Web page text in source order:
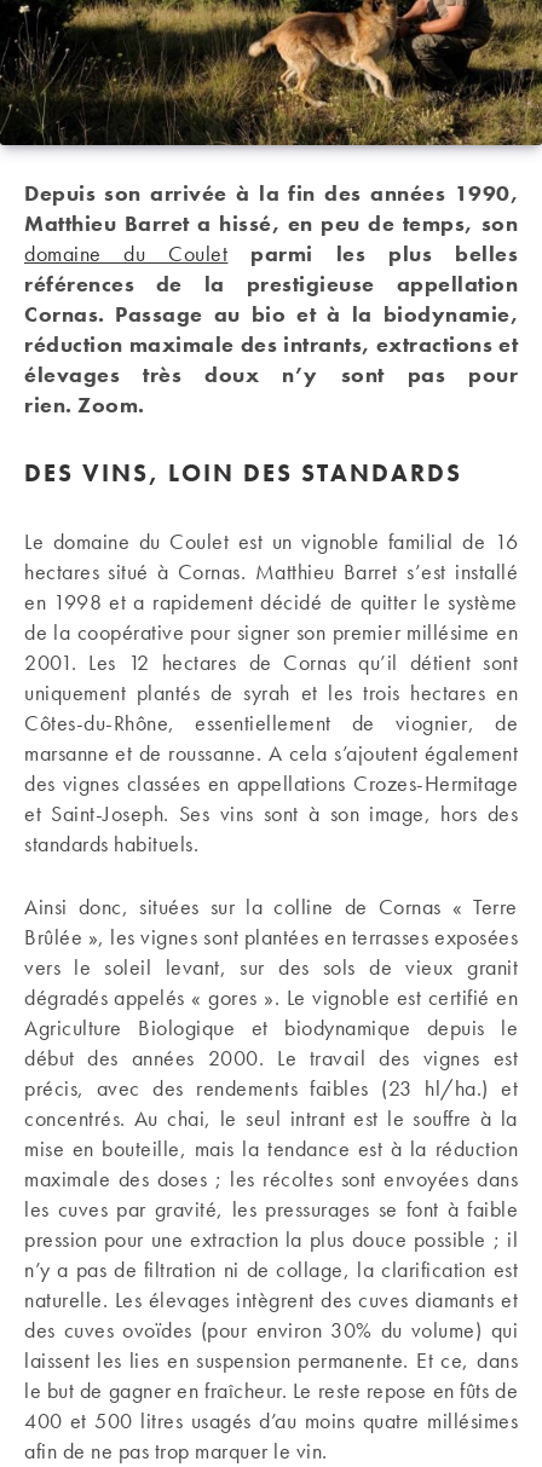
Depuis son arrivée à la fin des années 1990,
Matthieu Barret a hissé, en peu de temps, son
domaine du Coulet parmi les plus belles
références de la prestigieuse appellation
Cornas. Passage au bio et à la biodynamie,
réduction maximale des intrants, extractions et
élevages très doux n’y sont pas pour
rien. Zoom.
DES VINS, LOIN DES STANDARDS
Le domaine du Coulet est un vignoble familial de 16
hectares situé à Cornas. Matthieu Barret s’est installé
en 1998 et a rapidement décidé de quitter le système
de la coopérative pour signer son premier millésime en
2001. Les 12 hectares de Cornas qu’il détient sont
uniquement plantés de syrah et les trois hectares en
Côtes-du-Rhône, essentiellement de viognier, de
marsanne et de roussanne. A cela s’ajoutent également
des vignes classées en appellations Crozes-Hermitage
et Saint-Joseph. Ses vins sont à son image, hors des
standards habituels.
Ainsi donc, situées sur la colline de Cornas « Terre
Brûlée », les vignes sont plantées en terrasses exposées
vers le soleil levant, sur des sols de vieux granit
dégradés appelés « gores ». Le vignoble est certifié en
Agriculture Biologique et biodynamique depuis le
début des années 2000. Le travail des vignes est
précis, avec des rendements faibles (23 hl/ha.) et
concentrés. Au chai, le seul intrant est le souffre à la
mise en bouteille, mais la tendance est à la réduction
maximale des doses ; les récoltes sont envoyées dans
les cuves par gravité, les pressurages se font à faible
pression pour une extraction la plus douce possible ; il
n’y a pas de filtration ni de collage, la clarification est
naturelle. Les élevages intègrent des cuves diamants et
des cuves ovoïdes (pour environ 30% du volume) qui
laissent les lies en suspension permanente. Et ce, dans
le but de gagner en fraîcheur. Le reste repose en fûts de
400 et 500 litres usagés d’au moins quatre millésimes
afin de ne pas trop marquer le vin.